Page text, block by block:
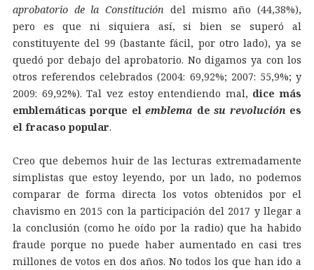
aprobatorio de la Constitución del mismo año (44,38%),
pero es que ni siquiera así, si bien se superó al
constituyente del 99 (bastante fácil, por otro lado), ya se
quedó por debajo del aprobatorio. No digamos ya con los
otros referendos celebrados (2004: 69,92%; 2007: 55,9%; y
2009: 69,92%). Tal vez estoy entendiendo mal, dice más
emblemáticas porque elemblema desu revoluciónes
el fracaso popular.
Creo que debemos huir de las lecturas extremadamente
simplistas que estoy leyendo, por un lado, no podemos
comparar de forma directa los votos obtenidos por el
chavismo en 2015 con la participación del 2017 y llegar a
la conclusión (como he oído por la radio) que ha habido
fraude porque no puede haber aumentado en casi tres
millones de votos en dos años. No todos los que han ido a